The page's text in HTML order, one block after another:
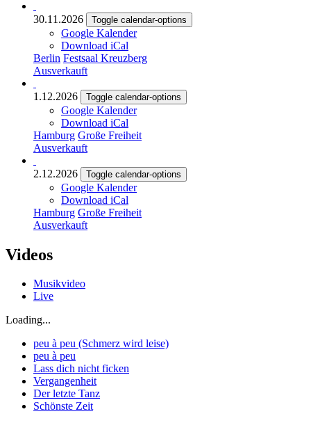
30.11.2026 Toggle calendar-options
Google Kalender
Download iCal
Berlin Festsaal Kreuzberg
Ausverkauft
1.12.2026 Toggle calendar-options
Google Kalender
Download iCal
Hamburg Große Freiheit
Ausverkauft
2.12.2026 Toggle calendar-options
Google Kalender
Download iCal
Hamburg Große Freiheit
Ausverkauft
Videos
Musikvideo
Live
Loading...
peu à peu (Schmerz wird leise)
peu à peu
Lass dich nicht ficken
Vergangenheit
Der letzte Tanz
Schönste Zeit